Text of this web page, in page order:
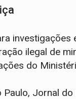
investigações
ilegal de
do
Jornal